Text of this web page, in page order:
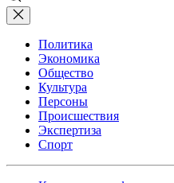
Политика
Экономика
Общество
Культура
Персоны
Происшествия
Экспертиза
Спорт